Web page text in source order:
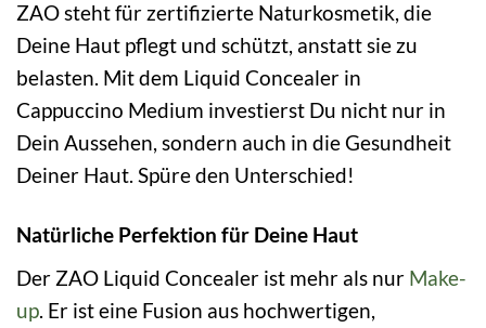
ZAO steht für zertifizierte Naturkosmetik, die
Deine Haut pflegt und schützt, anstatt sie zu
belasten. Mit dem Liquid Concealer in
Cappuccino Medium investierst Du nicht nur in
Dein Aussehen, sondern auch in die Gesundheit
Deiner Haut. Spüre den Unterschied!
Natürliche Perfektion für Deine Haut
Der ZAO Liquid Concealer ist mehr als nur Make-
up. Er ist eine Fusion aus hochwertigen,